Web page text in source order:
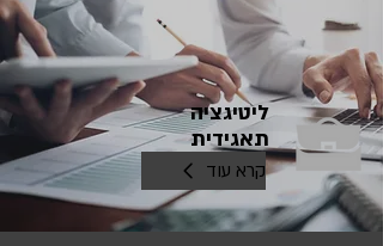
ליטיגציה
תאגידית
קרא עוד